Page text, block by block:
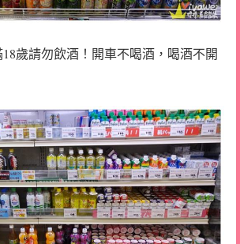
歲請勿飲酒！開車不喝酒，喝酒不開